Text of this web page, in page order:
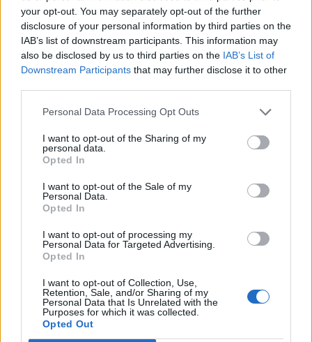
your opt-out. You may separately opt-out of the further
disclosure of your personal information by third parties on the
IAB’s list of downstream participants. This information may
also be disclosed by us to third parties on the IAB’s List of
Downstream Participants that may further disclose it to other
Personal Data Processing Opt Outs
I want to opt-out of the Sharing of my
personal data.
Opted In
I want to opt-out of the Sale of my
Personal Data.
Opted In
I want to opt-out of processing my
Personal Data for Targeted Advertising.
Opted In
I want to opt-out of Collection, Use,
Retention, Sale, and/or Sharing of my
Personal Data that Is Unrelated with the
Purposes for which it was collected.
Opted Out
AC Monza Inter Milan
2023 Inter Milan 2-0 AC Monza
2023 Inter Milan 0-1 AC Monza
Prossime partite Inter Milan
Inter Milan
Cagliari Inter Milan
Inter Milan 05/09 Napoli
14/09